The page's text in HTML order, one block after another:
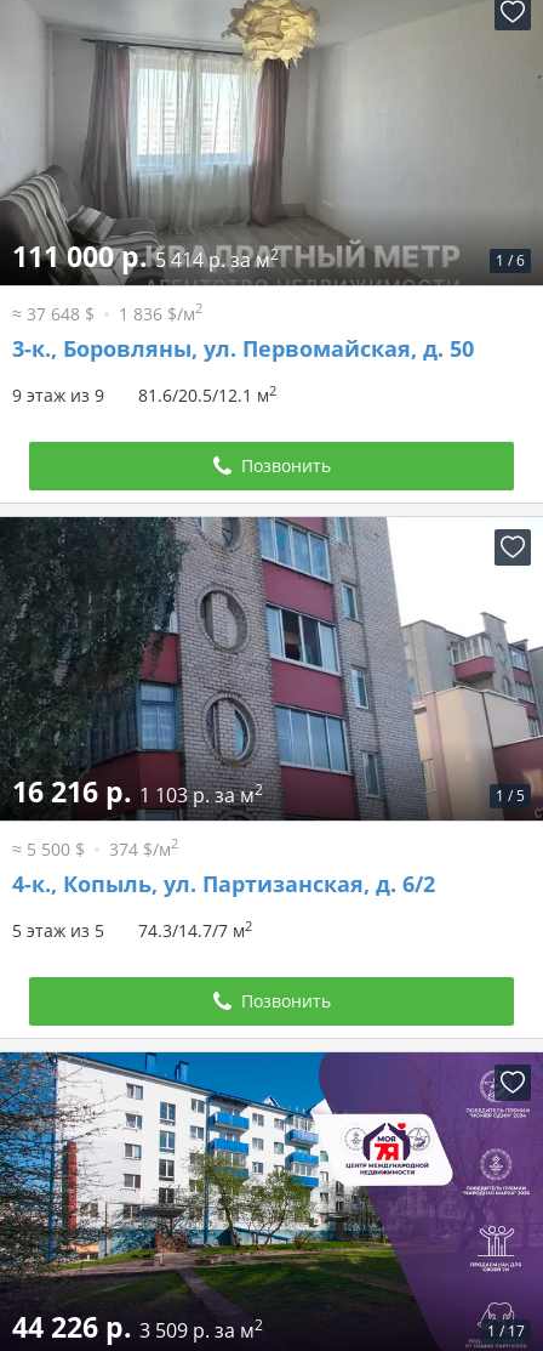
1 /6
111 000 р.5 414 р. за м2
≈ 37 648 $ 1 836 $/м2
3-к., Боровляны, ул. Первомайская, д. 50
9 этаж из 9 81.6/20.5/12.1 м2
Позвонить
1 /5
16 216 р. 1 103 р. за м2
≈ 5 500 $ 374 $/м2
4-к., Копыль, ул. Партизанская, д. 6/2
5 этаж из 5 74.3/14.7/7 м2
Позвонить
1 / 17
44 226 р. 3 509 р. за м2